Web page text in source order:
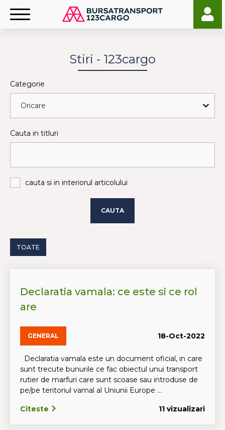
Stiri - 123cargo
Categorie
Cauta in titluri
cauta si in interiorul articolului
CAUTA
TOATE
Declaratia vamala: ce este si ce rol
are
GENERAL 18-Oct-2022
Declaratia vamala este un document oficial, in care
sunt trecute bunurile ce fac obiectul unui transport
rutier de marfuri care sunt scoase sau introduse de
pe/pe teritoriul vamal al Uniunii Europe ...
Citeste 11 vizualizari